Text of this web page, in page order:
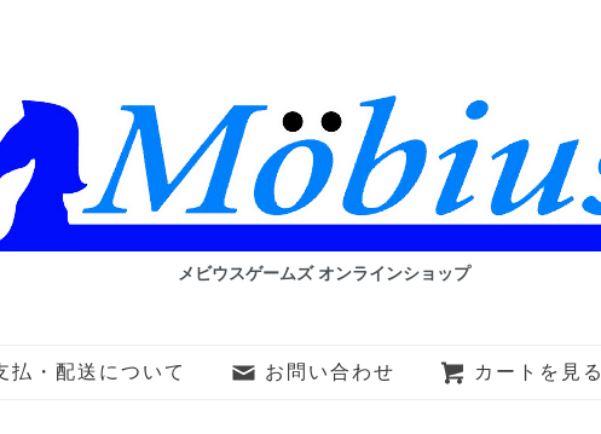
メビウスゲームズ オンラインショップ
払・配送について お問い合わせ カートを見る